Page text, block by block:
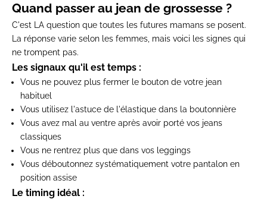
Quand passer au jean de grossesse ?
C'est LA question que toutes les futures mamans se posent.
La réponse varie selon les femmes, mais voici les signes qui
ne trompent pas.
Les signaux qu'il est temps :
Vous ne pouvez plus fermer le bouton de votre jean
habituel
Vous utilisez l'astuce de l'élastique dans la boutonnière
Vous avez mal au ventre après avoir porté vos jeans
classiques
Vous ne rentrez plus que dans vos leggings
Vous déboutonnez systématiquement votre pantalon en
position assise
Le timing idéal :